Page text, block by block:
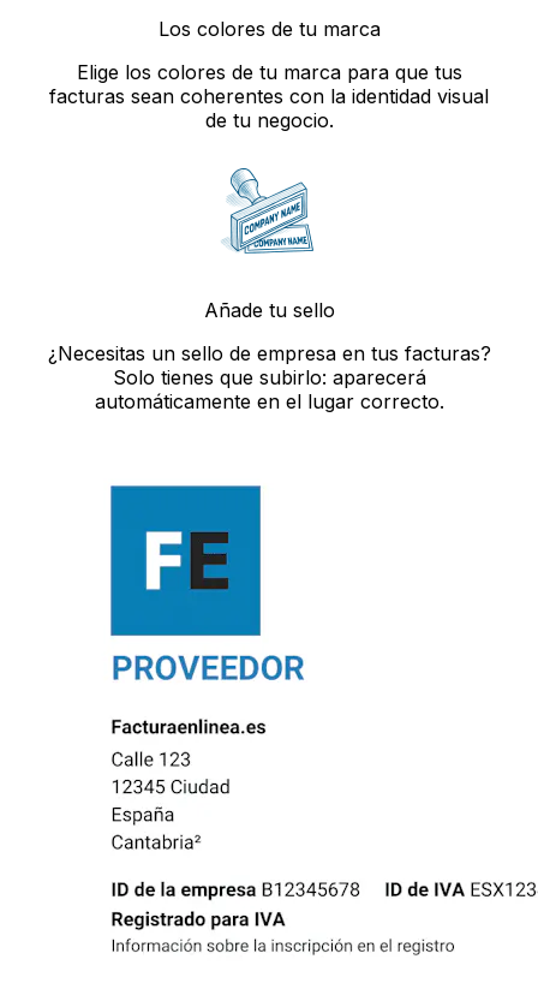
Los colores de tu marca
Elige los colores de tu marca para que tus
facturas sean coherentes con la identidad visual
de tu negocio.
Añade tu sello
¿Necesitas un sello de empresa en tus facturas?
Solo tienes que subirlo: aparecerá
automáticamente en el lugar correcto.